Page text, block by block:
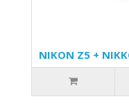
NIKON Z5 +